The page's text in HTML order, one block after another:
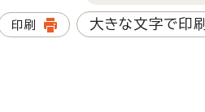
印刷 大きな文字で印刷